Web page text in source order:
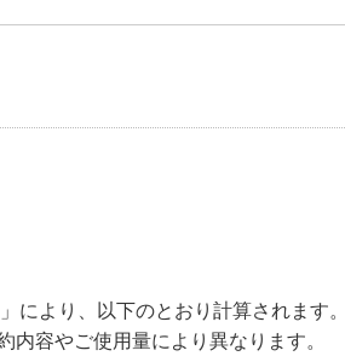
により、以下のとおり計算されます。
内容やご使用量により異なります。